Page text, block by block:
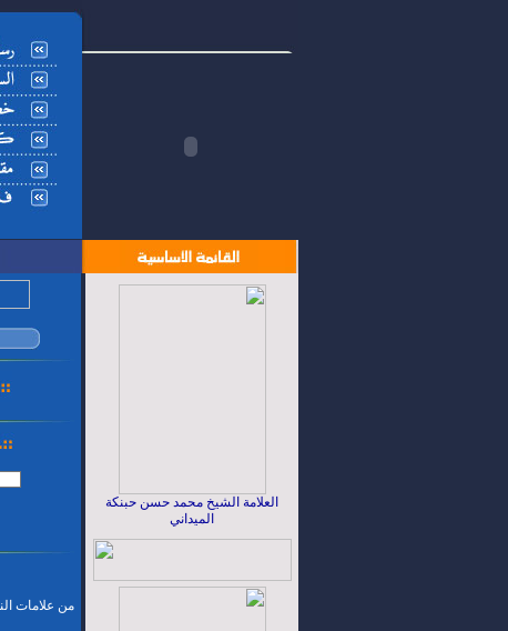
من علامات
العلامة الشيخ محمد حسن حبنكة
الميداني